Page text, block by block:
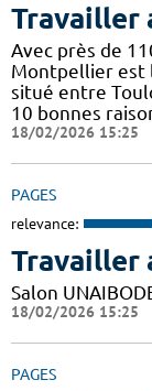
Travailler
Avec près de
Montpellier est
situé entre
10 bonnes
18/02/2026 15:25
PAGES
relevance:
Travailler
Salon
18/02/2026 15:25
PAGES